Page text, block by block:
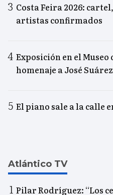
Costa Feira 2026:
artistas confirmados
Exposición en el Museo
homenaje a José Suárez
El piano sale a la calle
Atlántico TV
Pilar Rodríguez: “Los